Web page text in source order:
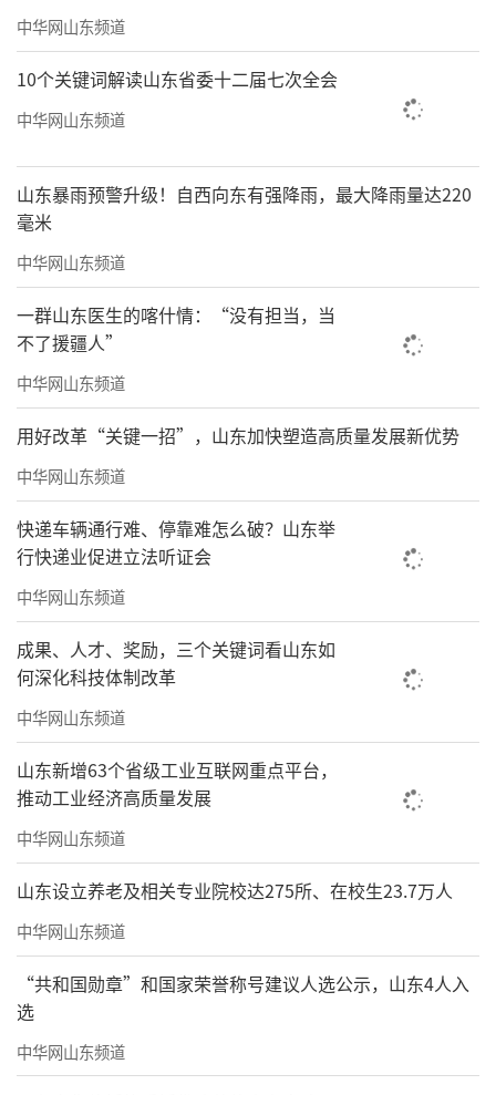
中华网山东频道
10个关键词解读山东省委十二届七次全会
中华网山东频道
山东暴雨预警升级！自西向东有强降雨，最大降雨量达220
毫米
中华网山东频道
一群山东医生的喀什情：“没有担当，当
不了援疆人”
中华网山东频道
用好改革“关键一招”，山东加快塑造高质量发展新优势
中华网山东频道
快递车辆通行难、停靠难怎么破？山东举
行快递业促进立法听证会
中华网山东频道
成果、人才、奖励，三个关键词看山东如
何深化科技体制改革
中华网山东频道
山东新增63个省级工业互联网重点平台，
推动工业经济高质量发展
中华网山东频道
山东设立养老及相关专业院校达275所、在校生23.7万人
中华网山东频道
“共和国勋章”和国家荣誉称号建议人选公示，山东4人入
选
中华网山东频道